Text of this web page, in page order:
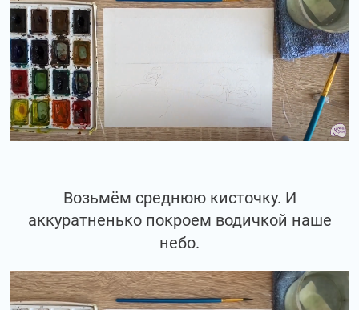
Возьмём среднюю кисточку. И
аккуратненько покроем водичкой наше
небо.